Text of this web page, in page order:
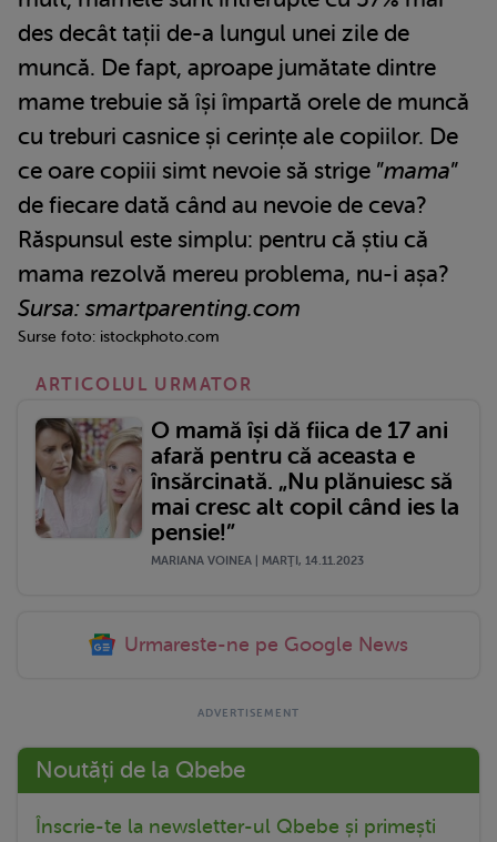
des decât tații de-a lungul unei zile de
muncă. De fapt, aproape jumătate dintre
mame trebuie să își împartă orele de muncă
cu treburi casnice și cerințe ale copiilor. De
ce oare copiii simt nevoie să strige ”mama”
de fiecare dată când au nevoie de ceva?
Răspunsul este simplu: pentru că știu că
mama rezolvă mereu problema, nu-i așa?
Sursa: smartparenting.com
Surse foto: istockphoto.com
ARTICOLUL URMATOR
O mamă își dă fiica de 17 ani
afară pentru că aceasta e
însărcinată. „Nu plănuiesc să
mai cresc alt copil când ies la
pensie!”
MARIANA VOINEA | MARŢI, 14.11.2023
Urmareste-ne pe Google News
Noutăți de la Qbebe
Înscrie-te la newsletter-ul Qbebe și primești